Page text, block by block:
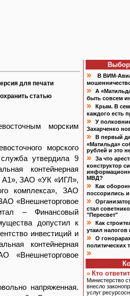
для печати
статью
морским
морского
утвердила 9
контейнерная
ЗАО «УК «ИГЛ»,
комплекса», ЗАО
«Внешнеторговое
– Финансовый
допустил к
инвестиций и
контейнерная
«Внешнеторговое
напряженная.
Выбор
»
В ВИМ-
»
А
быть совсем
»
Крым. В
каждого есть
»
У
Захарченко
»
В первый
«Матильда»
рублей и это
»
За что
конструктор
МВД?
»
Как
поссорились
»
стал
"Пересвет"
»
Как
утаил налогов
»
О
политических
»
» Кто
Министерство
внесло
услуг